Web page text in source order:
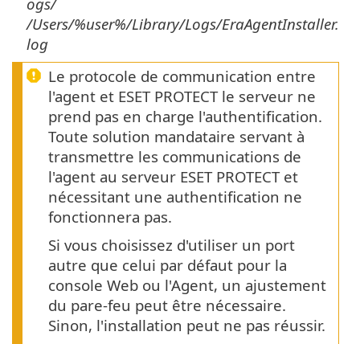
/Users/%user%/Library/Logs/EraAgentInstaller.
log
Le protocole de communication entre
l'agent et ESET PROTECT le serveur ne
prend pas en charge l'authentification.
Toute solution mandataire servant à
transmettre les communications de
l'agent au serveur ESET PROTECT et
nécessitant une authentification ne
fonctionnera pas.
Si vous choisissez d'utiliser un port
autre que celui par défaut pour la
console Web ou l'Agent, un ajustement
du pare-feu peut être nécessaire.
Sinon, l'installation peut ne pas réussir.